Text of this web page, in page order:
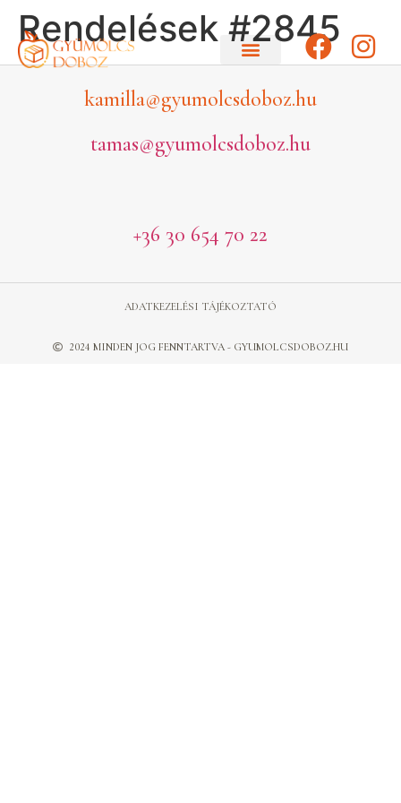
Rendelések #2845
kamilla@gyumolcsdoboz.hu
tamas@gyumolcsdoboz.hu
+36 30 654 70 22
2024 MINDEN JOG FENNTARTVA - GYUMOLCSDOBOZ.HU
ADATKEZELÉSI TÁJÉKOZTATÓ